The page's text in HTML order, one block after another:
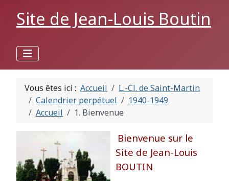
Site de Jean-Louis Boutin
Vous êtes ici : Accueil
L.-Cl. de Saint-Martin
Calendrier perpétuel
1940-1949
Accueil
1. Bienvenue
Bienvenue sur le
Site de Jean-Louis
BOUTIN